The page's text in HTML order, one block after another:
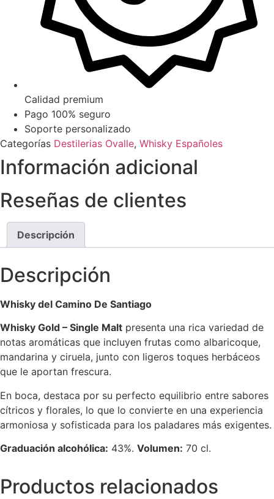
Calidad premium
Pago 100% seguro
Soporte personalizado
Categorías Destilerias Ovalle, Whisky Españoles
Información adicional
Reseñas de clientes
Descripción
Descripción
Whisky del Camino De Santiago
Whisky Gold – Single Malt presenta una rica variedad de
notas aromáticas que incluyen frutas como albaricoque,
mandarina y ciruela, junto con ligeros toques herbáceos
que le aportan frescura.
En boca, destaca por su perfecto equilibrio entre sabores
cítricos y florales, lo que lo convierte en una experiencia
armoniosa y sofisticada para los paladares más exigentes.
Graduación alcohólica: 43%. Volumen: 70 cl.
Productos relacionados